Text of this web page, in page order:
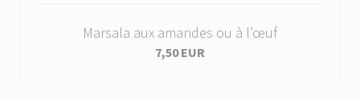
Marsala aux amandes ou à l’œuf
7,50 EUR